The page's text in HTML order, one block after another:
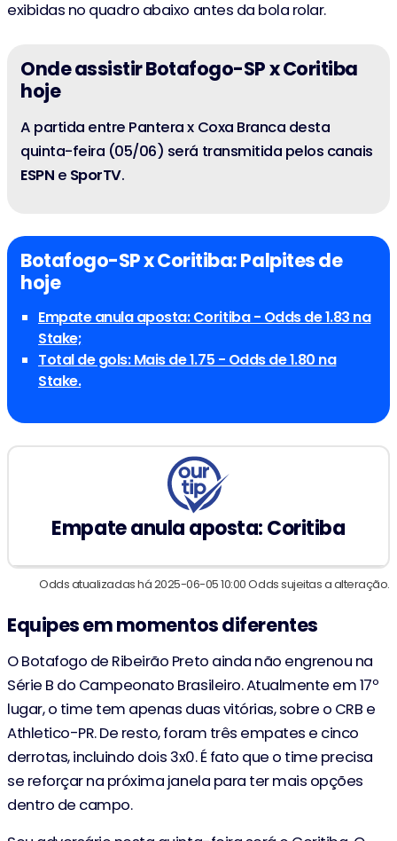
exibidas no quadro abaixo antes da bola rolar.
Onde assistir Botafogo-SP x Coritiba
hoje
A partida entre Pantera x Coxa Branca desta
quinta-feira (05/06) será transmitida pelos canais
ESPN e SporTV.
Botafogo-SP x Coritiba: Palpites de
hoje
Empate anula aposta: Coritiba - Odds de 1.83 na
Stake;
Total de gols: Mais de 1.75 - Odds de 1.80 na
Stake.
Empate anula aposta: Coritiba
Odds atualizadas há 2025-06-05 10:00 Odds sujeitas a alteração.
Equipes em momentos diferentes
O Botafogo de Ribeirão Preto ainda não engrenou na
Série B do Campeonato Brasileiro. Atualmente em 17º
lugar, o time tem apenas duas vitórias, sobre o CRB e
Athletico-PR. De resto, foram três empates e cinco
derrotas, incluindo dois 3x0. É fato que o time precisa
se reforçar na próxima janela para ter mais opções
dentro de campo.